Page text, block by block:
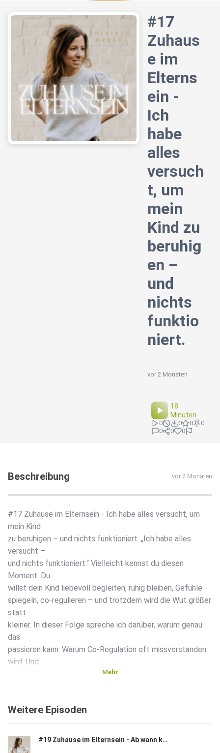
#17
Zuhaus
e im
Elterns
ein -
Ich
habe
alles
versuch
t, um
mein
Kind zu
beruhig
en –
und
nichts
funktio
niert.
vor 2 Monaten
18
Minuten
0 0 0
0
0
0 0
Beschreibung vor 2 Monaten
#17 Zuhause im Elternsein - Ich habe alles versucht, um
mein Kind
zu beruhigen – und nichts funktioniert. „Ich habe alles
versucht –
und nichts funktioniert.“ Vielleicht kennst du diesen
Moment. Du
willst dein Kind liebevoll begleiten, ruhig bleiben, Gefühle
spiegeln, co-regulieren – und trotzdem wird die Wut größer
statt
kleiner. In dieser Folge spreche ich darüber, warum genau
das
passieren kann. Warum Co-Regulation oft missverstanden
wird. Und
warum Beruhigen nicht automatisch bedeutet, dass Kinder
Ich nehme
wisse
alles übers Beruhigen. In die Momente der Hilflosigkeit. In
Mehr
Weitere Episoden
#19 Zuhause im Elternsein - Ab wann kann dein Kind sich selbst beruhigen?